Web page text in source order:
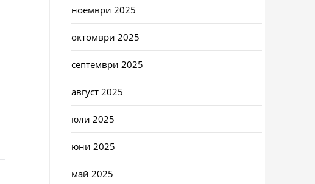
ноември 2025
октомври 2025
септември 2025
август 2025
юли 2025
юни 2025
май 2025